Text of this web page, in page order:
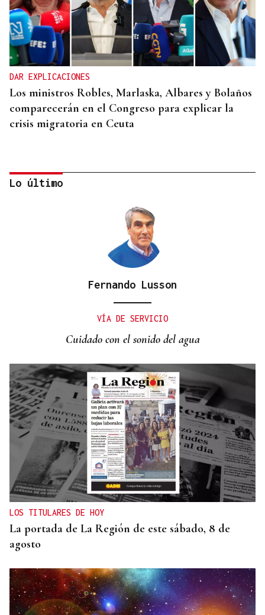
DAR EXPLICACIONES
Los ministros Robles, Marlaska, Albares y Bolaños
comparecerán en el Congreso para explicar la
crisis migratoria en Ceuta
El PSOE garantiza que Felipe VI visitará Ceuta
Lo último
Fernando Lusson
VÍA DE SERVICIO
Cuidado con el sonido del agua
LOS TITULARES DE HOY
La portada de La Región de este sábado, 8 de
agosto